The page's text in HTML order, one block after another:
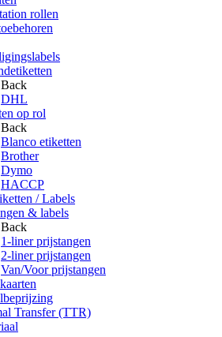
rollen
Back
DHL
op rol
Back
Blanco etiketten
Brother
Dymo
HACCP
/ Labels
& labels
Back
1-liner prijstangen
2-liner prijstangen
Van/Voor prijstangen
Transfer (TTR)